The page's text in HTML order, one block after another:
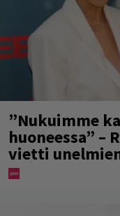
”Nukuimme
huoneessa” –
vietti